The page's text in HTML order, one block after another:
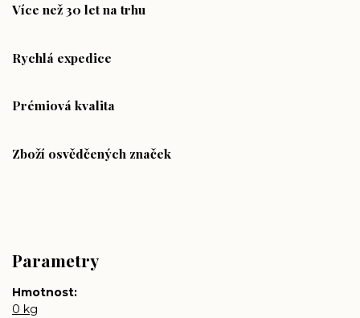
Více než 30 let na trhu
Rychlá expedice
Prémiová kvalita
Zboží osvědčených značek
Parametry
Hmotnost
0 kg